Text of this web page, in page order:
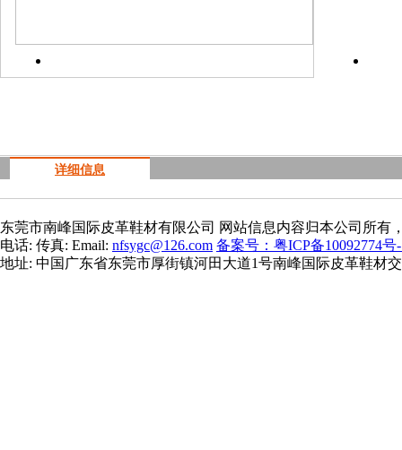
详细信息
东莞市南峰国际皮革鞋材有限公司 网站信息内容归本公司所有
电话: 传真: Email: nfsygc@126.com 备案号：粤ICP备10092774号
地址: 中国广东省东莞市厚街镇河田大道1号南峰国际皮革鞋材